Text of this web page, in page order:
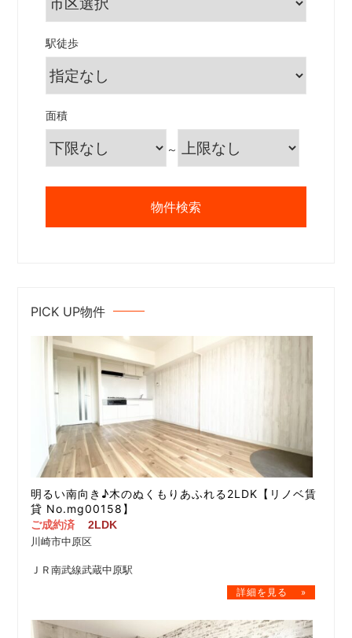
駅徒歩
面積
～
PICK UP物件
明るい南向き♪木のぬくもりあふれる2LDK【リノベ賃
貸 No.mg00158】
ご成約済
2LDK
川崎市中原区
ＪＲ南武線武蔵中原駅